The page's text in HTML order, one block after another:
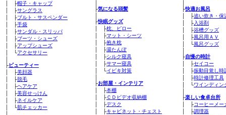
│ ├帽子・キャップ
│ ├サングラス
│ ├ブルト・サスペンダー
│ ├手袋
│ ├サンダル・スリッパ
│ ├ブーツ・シューズ
│ ├アップシューズ
│ └アクセサリー
├ビューティー
│ ├美顔器
│ ├脱毛
│ ├ヘアケア
│ ├美容せっけん
│ ├ネイルケア
│ └肌チェッカー
├気になる頭髪
├快眠グッズ
│ ├枕、ピロー
│ ├マット・シーツ
│ ├抱き枕
│ ├湯たんぽ
│ ├シルク寝具
│ ├サマー寝具
│ └イビキ対策
├お部屋・インテリア
│ ├本棚
│ ├ＣＤビデオ収納棚
│ ├デスク
│ ├キャビネット・チェスト
├快適お風呂
│ ├追い炊き・保
│ ├入浴剤
│ ├浴槽グッズ
│ ├風呂用ＡＶ
│ └風呂グッズ
├自慢の時計
│ ├セイコー
│ ├振動目覚し時
│ ├時計修理工具
│ └ワインディン
├楽しい食卓台所
│ ├コーヒーメー
│ ├調理器